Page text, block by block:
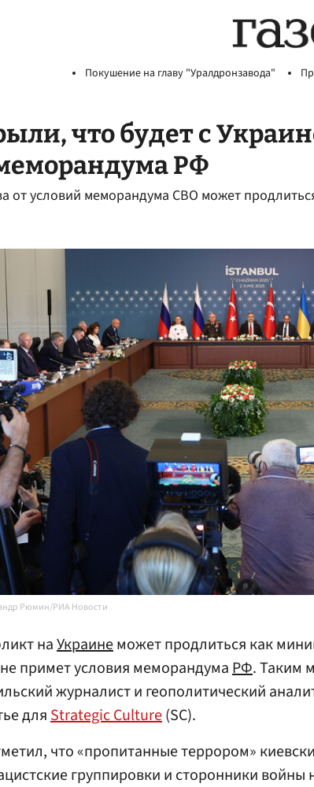
Покушение на главу "Уралдронзавода"
что будет с
РФ
от условий меморандума СВО может
Рюмин/РИА Новости
наУкраинеможет продлиться как
примет условия меморандумаРФ. Таким
журналист и геополитический
дляStrategic Culture(SC).
что «пропитанные террором»
группировки и сторонники войны